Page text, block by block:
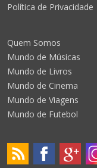
Política de Privacidade
Quem Somos
Mundo de Músicas
Mundo de Livros
Mundo de Cinema
Mundo de Viagens
Mundo de Futebol